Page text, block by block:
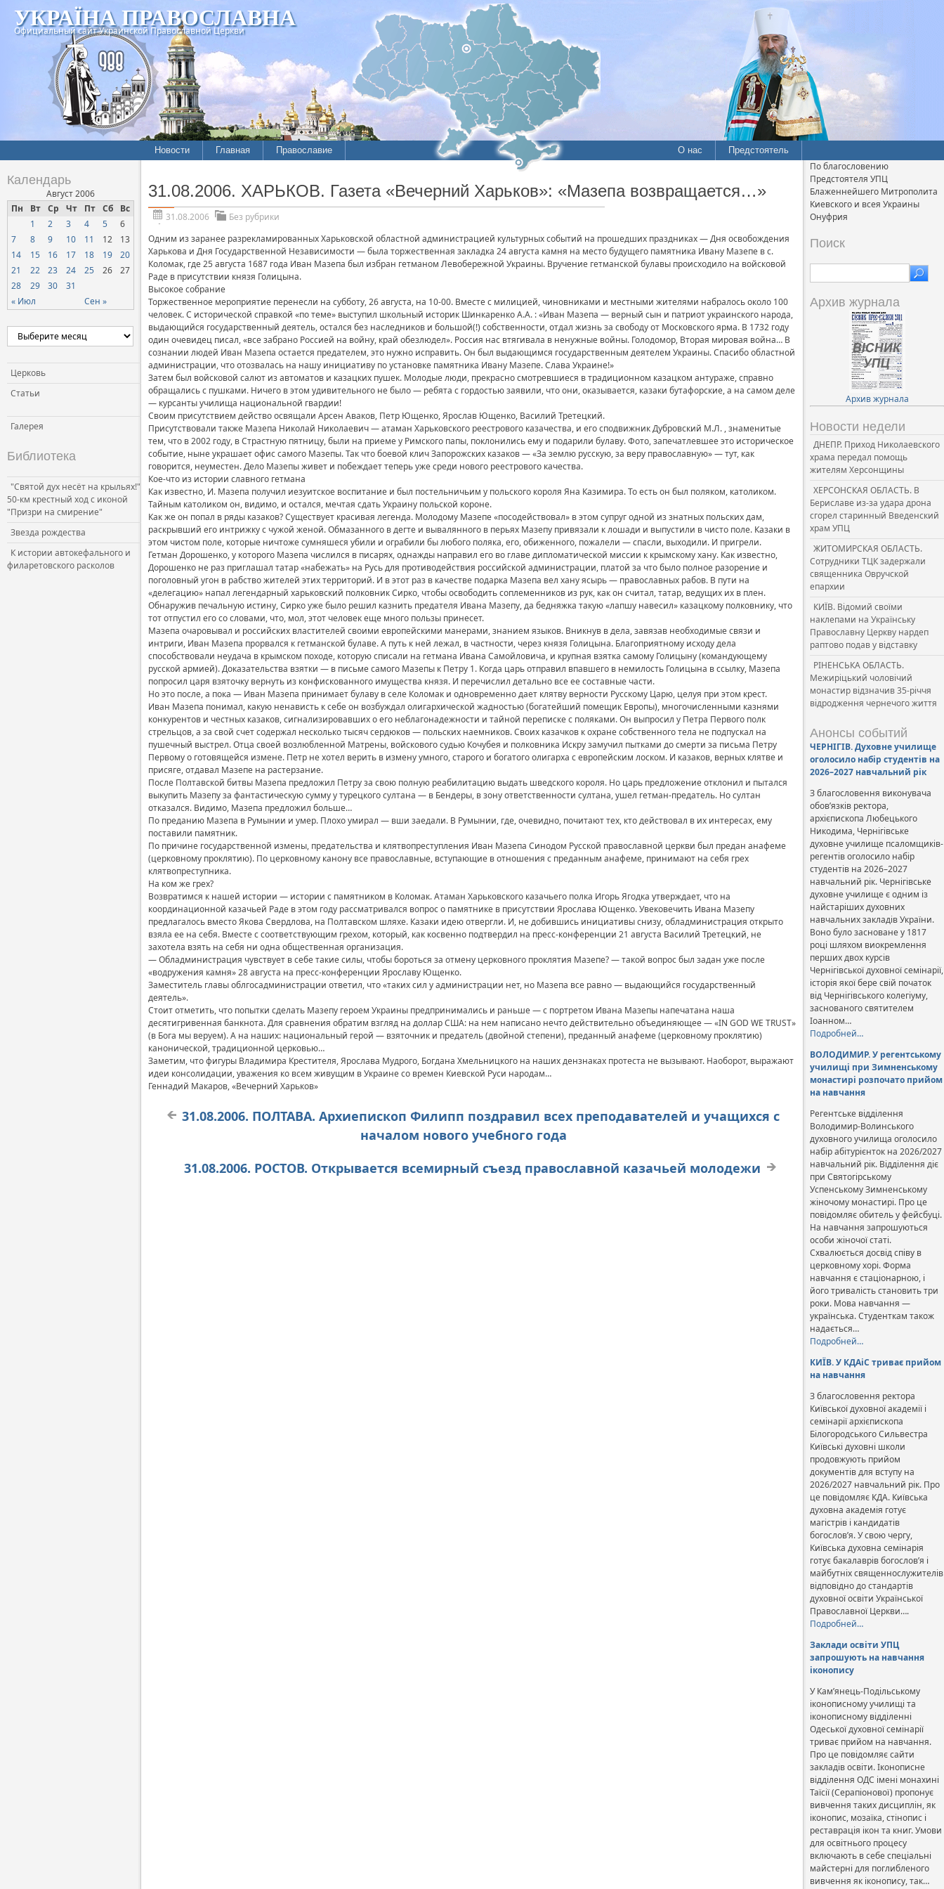
УКРАЇНА ПРАВОСЛАВНА
Официальный сайт Украинской Православной Церкви
Новости Главная Православие О нас Предстоятель
Календарь
Август 2006
Пн
Вт Ср Чт Пт Сб Вс
« Июл Сен »
1 2 3 4 5
6
7
8 9 10 11 12
13
14
15 16 17 18 19
20
21
22 23 24 25 26
27
28
29 30 31
Церковь
Статьи
Галерея
Библиотека
"Святой дух несёт на крыльях!"
50-км крестный ход с иконой
"Призри на смирение"
Звезда рождества
К истории автокефального и
филаретовского расколов
31.08.2006. ХАРЬКОВ. Газета «Вечерний Харьков»: «Мазепа возвращается…»
31.08.2006
Без рубрики
Одним из заранее разрекламированных Харьковской областной администрацией культурных событий на прошедших праздниках — Дня освобождения
Харькова и Дня Государственной Независимости — была торжественная закладка 24 августа камня на место будущего памятника Ивану Мазепе в с.
Коломак, где 25 августа 1687 года Иван Мазепа был избран гетманом Левобережной Украины. Вручение гетманской булавы происходило на войсковой
Раде в присутствии князя Голицына.
Высокое собрание
Торжественное мероприятие перенесли на субботу, 26 августа, на 10-00. Вместе с милицией, чиновниками и местными жителями набралось около 100
человек. С исторической справкой «по теме» выступил школьный историк Шинкаренко А.А. : «Иван Мазепа — верный сын и патриот украинского народа,
выдающийся государственный деятель, остался без наследников и большой(!) собственности, отдал жизнь за свободу от Московского ярма. В 1732 году
один очевидец писал, «все забрано Россией на войну, край обезлюдел». Россия нас втягивала в ненужные войны. Голодомор, Вторая мировая война… В
сознании людей Иван Мазепа остается предателем, это нужно исправить. Он был выдающимся государственным деятелем Украины. Спасибо областной
администрации, что отозвалась на нашу инициативу по установке памятника Ивану Мазепе. Слава Украине!»
Затем был войсковой салют из автоматов и казацких пушек. Молодые люди, прекрасно смотревшиеся в традиционном казацком антураже, справно
обращались с пушками. Ничего в этом удивительного не было — ребята с гордостью заявили, что они, оказывается, казаки бутафорские, а на самом деле
— курсанты училища национальной гвардии!
Своим присутствием действо освящали Арсен Аваков, Петр Ющенко, Ярослав Ющенко, Василий Третецкий.
Присутствовали также Мазепа Николай Николаевич — атаман Харьковского реестрового казачества, и его сподвижник Дубровский М.Л. , знаменитые
тем, что в 2002 году, в Страстную пятницу, были на приеме у Римского папы, поклонились ему и подарили булаву. Фото, запечатлевшее это историческое
событие, ныне украшает офис самого Мазепы. Так что боевой клич Запорожских казаков — «За землю русскую, за веру православную» — тут, как
говорится, неуместен. Дело Мазепы живет и побеждает теперь уже среди нового реестрового качества.
Кое-что из истории славного гетмана
Как известно, И. Мазепа получил иезуитское воспитание и был постельничьим у польского короля Яна Казимира. То есть он был поляком, католиком.
Тайным католиком он, видимо, и остался, мечтая сдать Украину польской короне.
Как же он попал в ряды казаков? Существует красивая легенда. Молодому Мазепе «посодействовал» в этом супруг одной из знатных польских дам,
раскрывший его интрижку с чужой женой. Обмазанного в дегте и вывалянного в перьях Мазепу привязали к лошади и выпустили в чисто поле. Казаки в
этом чистом поле, которые ничтоже сумняшеся убили и ограбили бы любого поляка, его, обиженного, пожалели — спасли, выходили. И пригрели.
Гетман Дорошенко, у которого Мазепа числился в писарях, однажды направил его во главе дипломатической миссии к крымскому хану. Как известно,
Дорошенко не раз приглашал татар «набежать» на Русь для противодействия российской администрации, платой за что было полное разорение и
поголовный угон в рабство жителей этих территорий. И в этот раз в качестве подарка Мазепа вел хану ясырь — православных рабов. В пути на
«делегацию» напал легендарный харьковский полковник Сирко, чтобы освободить соплеменников из рук, как он считал, татар, ведущих их в плен.
Обнаружив печальную истину, Сирко уже было решил казнить предателя Ивана Мазепу, да бедняжка такую «лапшу навесил» казацкому полковнику, что
тот отпустил его со словами, что, мол, этот человек еще много пользы принесет.
Мазепа очаровывал и российских властителей своими европейскими манерами, знанием языков. Вникнув в дела, завязав необходимые связи и
интриги, Иван Мазепа прорвался к гетманской булаве. А путь к ней лежал, в частности, через князя Голицына. Благоприятному исходу дела
способствовали неудача в крымском походе, которую списали на гетмана Ивана Самойловича, и крупная взятка самому Голицыну (командующему
русской армией). Доказательства взятки — в письме самого Мазепы к Петру 1. Когда царь отправил впавшего в немилость Голицына в ссылку, Мазепа
попросил царя взяточку вернуть из конфискованного имущества князя. И перечислил детально все ее составные части.
Но это после, а пока — Иван Мазепа принимает булаву в селе Коломак и одновременно дает клятву верности Русскому Царю, целуя при этом крест.
Иван Мазепа понимал, какую ненависть к себе он возбуждал олигархической жадностью (богатейший помещик Европы), многочисленными казнями
конкурентов и честных казаков, сигнализировавших о его неблагонадежности и тайной переписке с поляками. Он выпросил у Петра Первого полк
стрельцов, а за свой счет содержал несколько тысяч сердюков — польских наемников. Своих казачков к охране собственного тела не подпускал на
пушечный выстрел. Отца своей возлюбленной Матрены, войскового судью Кочубея и полковника Искру замучил пытками до смерти за письма Петру
Первому о готовящейся измене. Петр не хотел верить в измену умного, старого и богатого олигарха с европейским лоском. И казаков, верных клятве и
присяге, отдавал Мазепе на растерзание.
После Полтавской битвы Мазепа предложил Петру за свою полную реабилитацию выдать шведского короля. Но царь предложение отклонил и пытался
выкупить Мазепу за фантастическую сумму у турецкого султана — в Бендеры, в зону ответственности султана, ушел гетман-предатель. Но султан
отказался. Видимо, Мазепа предложил больше…
По преданию Мазепа в Румынии и умер. Плохо умирал — вши заедали. В Румынии, где, очевидно, почитают тех, кто действовал в их интересах, ему
поставили памятник.
По причине государственной измены, предательства и клятвопреступления Иван Мазепа Синодом Русской православной церкви был предан анафеме
(церковному проклятию). По церковному канону все православные, вступающие в отношения с преданным анафеме, принимают на себя грех
клятвопреступника.
На ком же грех?
Возвратимся к нашей истории — истории с памятником в Коломак. Атаман Харьковского казачьего полка Игорь Ягодка утверждает, что на
координационной казачьей Раде в этом году рассматривался вопрос о памятнике в присутствии Ярослава Ющенко. Увековечить Ивана Мазепу
предлагалось вместо Якова Свердлова, на Полтавском шляхе. Казаки идею отвергли. И, не добившись инициативы снизу, обладминистрация открыто
взяла ее на себя. Вместе с соответствующим грехом, который, как косвенно подтвердил на пресс-конференции 21 августа Василий Третецкий, не
захотела взять на себя ни одна общественная организация.
— Обладминистрация чувствует в себе такие силы, чтобы бороться за отмену церковного проклятия Мазепе? — такой вопрос был задан уже после
«водружения камня» 28 августа на пресс-конференции Ярославу Ющенко.
Заместитель главы облгосадминистрации ответил, что «таких сил у администрации нет, но Мазепа все равно — выдающийся государственный
деятель».
Стоит отметить, что попытки сделать Мазепу героем Украины предпринимались и раньше — с портретом Ивана Мазепы напечатана наша
десятигривенная банкнота. Для сравнения обратим взгляд на доллар США: на нем написано нечто действительно объединяющее — «IN GOD WE TRUST»
(в Бога мы веруем). А на наших: национальный герой — взяточник и предатель (двойной степени), преданный анафеме (церковному проклятию)
канонической, традиционной церковью…
Заметим, что фигуры Владимира Крестителя, Ярослава Мудрого, Богдана Хмельницкого на наших дензнаках протеста не вызывают. Наоборот, выражают
идеи консолидации, уважения ко всем живущим в Украине со времен Киевской Руси народам…
Геннадий Макаров, «Вечерний Харьков»
31.08.2006. ПОЛТАВА. Архиепископ Филипп поздравил всех преподавателей и учащихся с
началом нового учебного года
31.08.2006. РОСТОВ. Открывается всемирный съезд православной казачьей молодежи
По благословению
Предстоятеля УПЦ
Блаженнейшего Митрополита
Киевского и всея Украины
Онуфрия
Поиск
Архив журнала
Архив журнала
Новости недели
ДНЕПР. Приход Николаевского
храма передал помощь
жителям Херсонщины
ХЕРСОНСКАЯ ОБЛАСТЬ. В
Бериславе из-за удара дрона
сгорел старинный Введенский
храм УПЦ
ЖИТОМИРСКАЯ ОБЛАСТЬ.
Сотрудники ТЦК задержали
священника Овручской
епархии
КИЇВ. Відомий своїми
наклепами на Українську
Православну Церкву нардеп
раптово подав у відставку
РІНЕНСЬКА ОБЛАСТЬ.
Межиріцький чоловічий
монастир відзначив 35-річчя
відродження чернечого життя
Анонсы событий
ЧЕРНІГІВ. Духовне училище
оголосило набір студентів на
2026–2027 навчальний рік
З благословення виконувача
обов’язків ректора,
архієпископа Любецького
Никодима, Чернігівське
духовне училище псаломщиків-
регентів оголосило набір
студентів на 2026–2027
навчальний рік. Чернігівське
духовне училище є одним із
найстаріших духовних
навчальних закладів України.
Воно було засноване у 1817
році шляхом виокремлення
перших двох курсів
Чернігівської духовної семінарії,
історія якої бере свій початок
від Чернігівського колегіуму,
заснованого святителем
Іоанном…
Подробней…
ВОЛОДИМИР. У регентському
училищі при Зимненському
монастирі розпочато прийом
на навчання
Регентське відділення
Володимир-Волинського
духовного училища оголосило
набір абітурієнток на 2026/2027
навчальний рік. Відділення діє
при Святогірському
Успенському Зимненському
жіночому монастирі. Про це
повідомляє обитель у фейсбуці.
На навчання запрошуються
особи жіночої статі.
Схвалюється досвід співу в
церковному хорі. Форма
навчання є стаціонарною, і
його тривалість становить три
роки. Мова навчання —
українська. Студенткам також
надається…
Подробней…
КИЇВ. У КДАіС триває прийом
на навчання
З благословення ректора
Київської духовної академії і
семінарії архієпископа
Білогородського Сильвестра
Київські духовні школи
продовжують прийом
документів для вступу на
2026/2027 навчальний рік. Про
це повідомляє КДА. Київська
духовна академія готує
магістрів і кандидатів
богослов’я. У свою чергу,
Київська духовна семінарія
готує бакалаврів богослов’я і
майбутніх священнослужителів
відповідно до стандартів
духовної освіти Української
Православної Церкви….
Подробней…
Заклади освіти УПЦ
запрошують на навчання
іконопису
У Кам’янець-Подільському
іконописному училищі та
іконописному відділенні
Одеської духовної семінарії
триває прийом на навчання.
Про це повідомляє сайти
закладів освіти. Іконописне
відділення ОДС імені монахині
Таїсії (Серапіонової) пропонує
вивчення таких дисциплін, як
іконопис, мозаїка, стінопис і
реставрація ікон та книг. Умови
для освітнього процесу
включають в себе спеціальні
майстерні для поглибленого
вивчення як іконопису, так…